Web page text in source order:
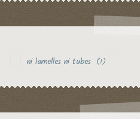
ni lamelles ni tubes (1)